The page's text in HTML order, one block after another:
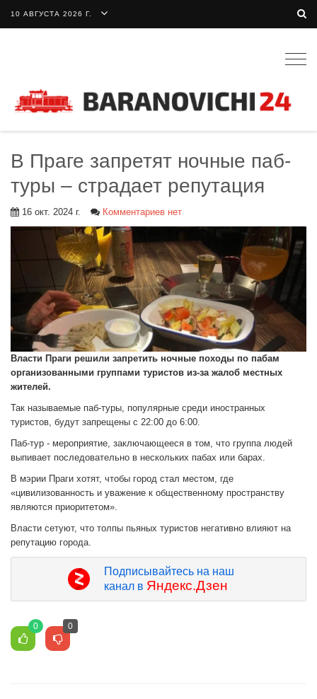
10 АВГУСТА 2026 Г.
В Праге запретят ночные паб-
туры – страдает репутация
16 окт. 2024 г. Комментариев нет
Власти Праги решили запретить ночные походы по пабам
организованными группами туристов из-за жалоб местных
жителей.
Так называемые паб-туры, популярные среди иностранных
туристов, будут запрещены с 22:00 до 6:00.
Паб-тур - мероприятие, заключающееся в том, что группа людей
выпивает последовательно в нескольких пабах или барах.
В мэрии Праги хотят, чтобы город стал местом, где
«цивилизованность и уважение к общественному пространству
являются приоритетом».
Власти сетуют, что толпы пьяных туристов негативно влияют на
репутацию города.
Подписывайтесь на наш
канал в Яндекс.Дзен
0 0